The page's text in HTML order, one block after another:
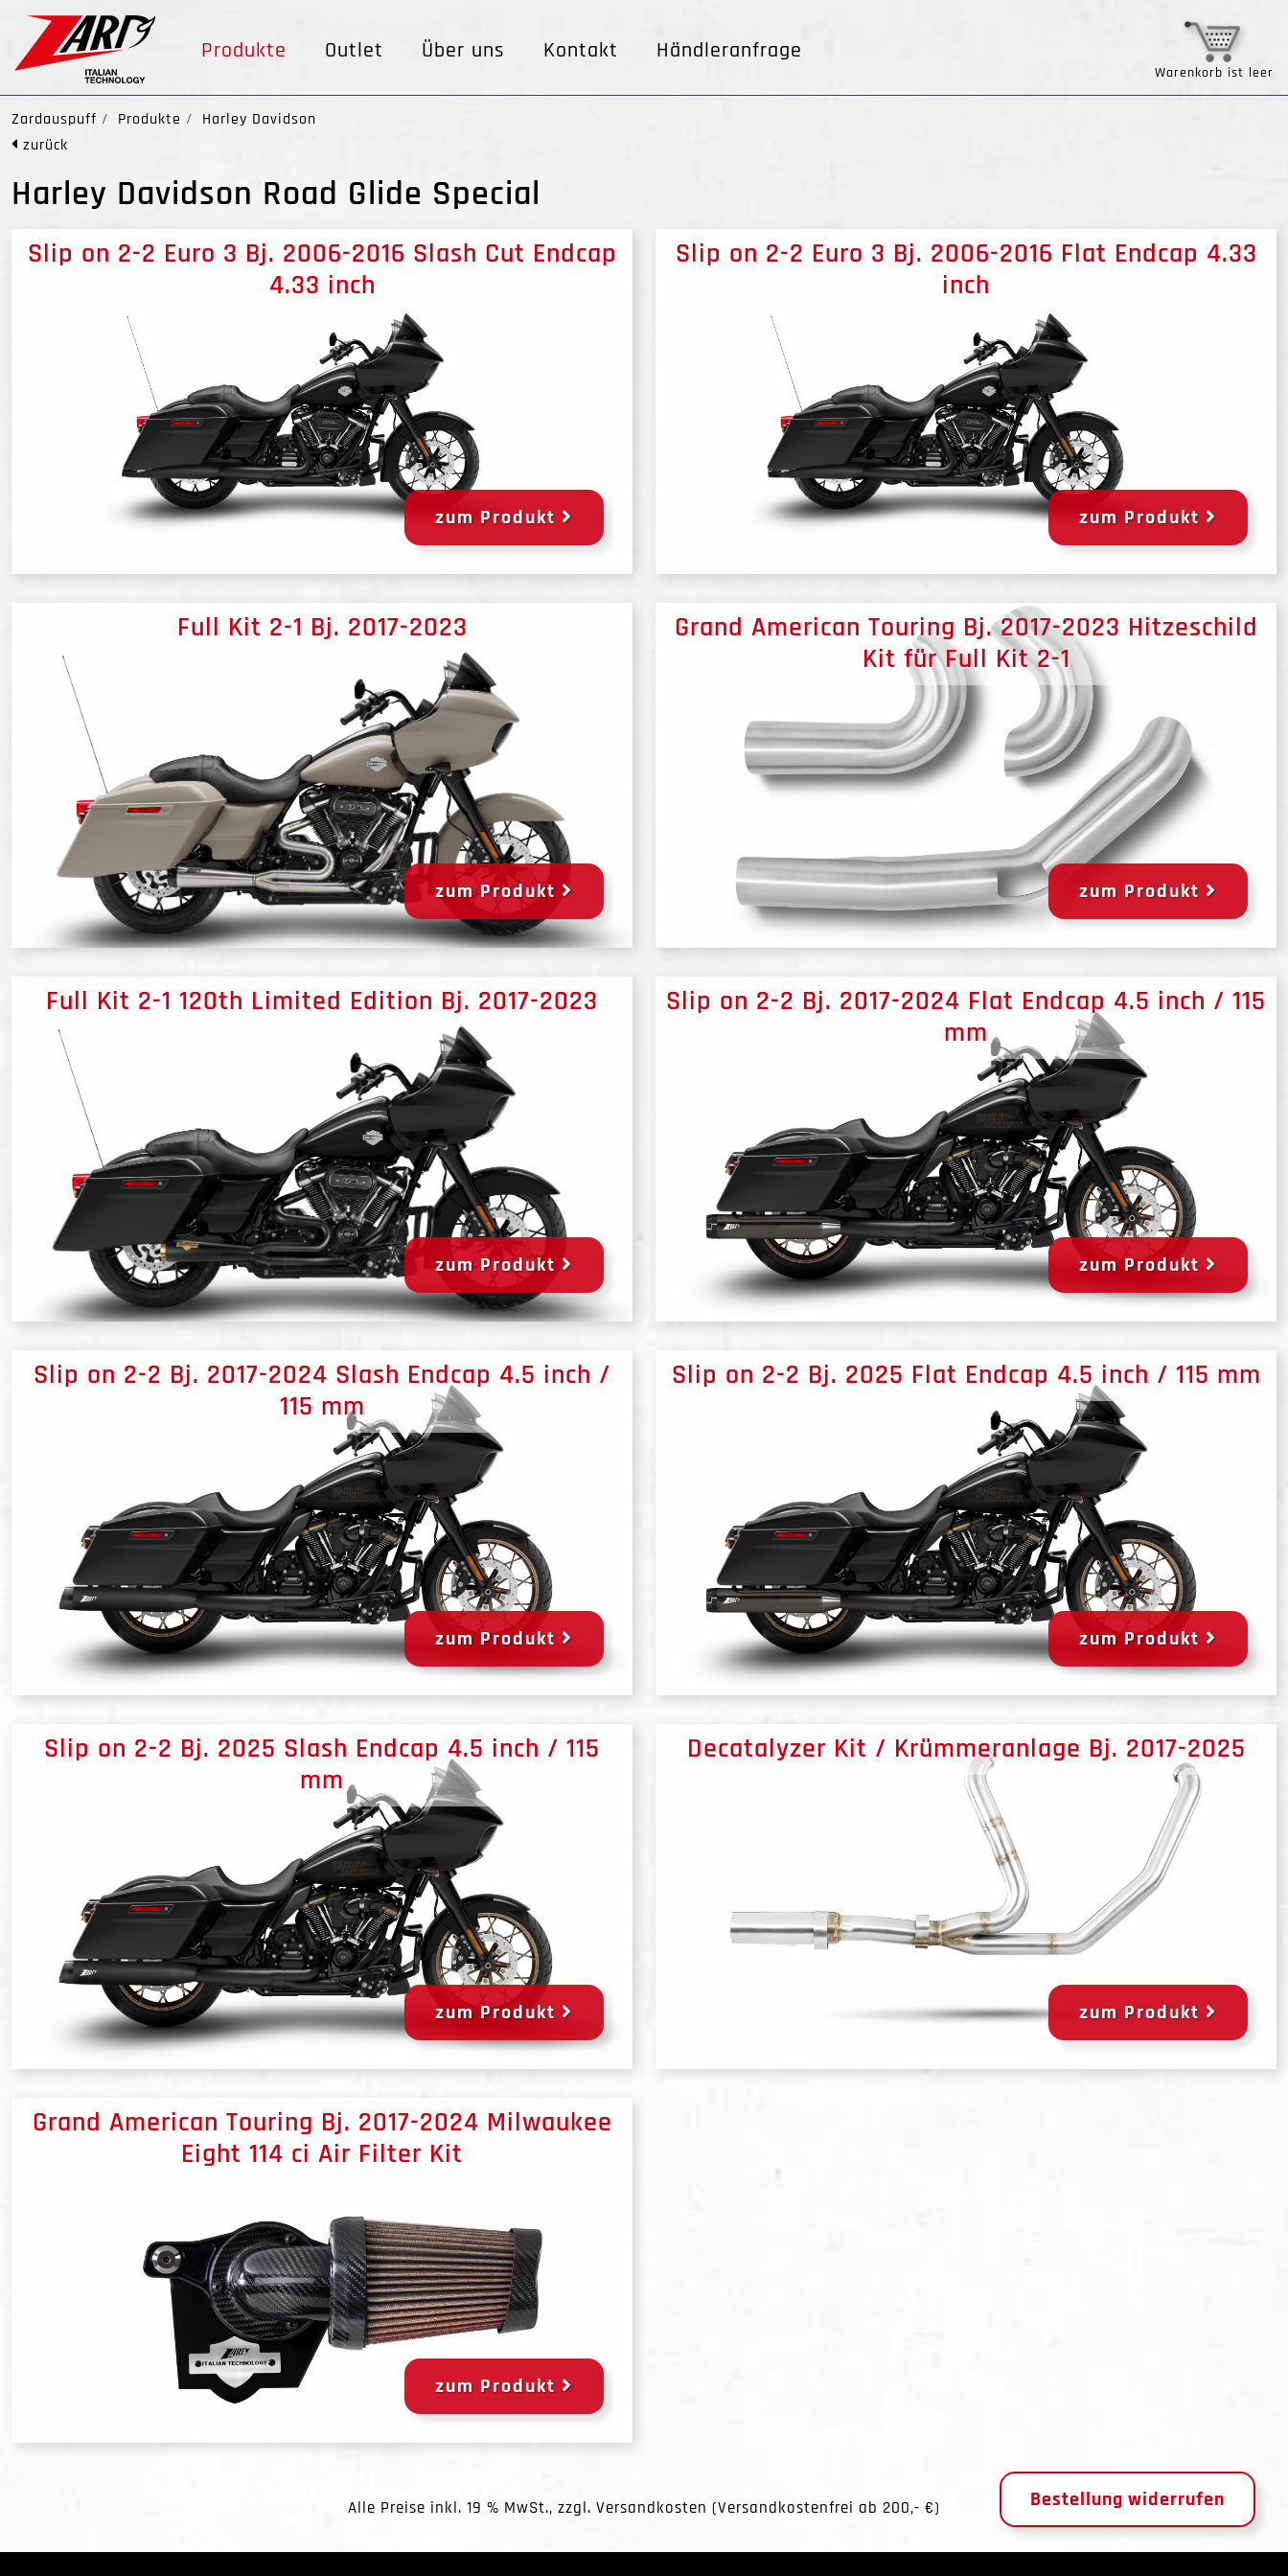
Produkte Outlet Über uns Kontakt Händleranfrage
Warenkorb ist leer
Zardauspuff Produkte
Harley Davidson
zurück
Harley Davidson Road Glide Special
Slip on 2-2 Euro 3 Bj. 2006-2016 Slash Cut Endcap
4.33 inch
zum Produkt
Slip on 2-2 Euro 3 Bj. 2006-2016 Flat Endcap 4.33
inch
zum Produkt
Full Kit 2-1 Bj. 2017-2023
zum Produkt
Grand American Touring Bj. 2017-2023 Hitzeschild
Kit für Full Kit 2-1
zum Produkt
Full Kit 2-1 120th Limited Edition Bj. 2017-2023
zum Produkt
Slip on 2-2 Bj. 2017-2024 Flat Endcap 4.5 inch / 115
mm
zum Produkt
Slip on 2-2 Bj. 2017-2024 Slash Endcap 4.5 inch /
115 mm
zum Produkt
Slip on 2-2 Bj. 2025 Flat Endcap 4.5 inch / 115 mm
zum Produkt
Slip on 2-2 Bj. 2025 Slash Endcap 4.5 inch / 115
mm
zum Produkt
Decatalyzer Kit / Krümmeranlage Bj. 2017-2025
zum Produkt
Grand American Touring Bj. 2017-2024 Milwaukee
Eight 114 ci Air Filter Kit
zum Produkt
Alle Preise inkl. 19 % MwSt., zzgl. Versandkosten (Versandkostenfrei ab 200,- €) Bestellung widerrufen